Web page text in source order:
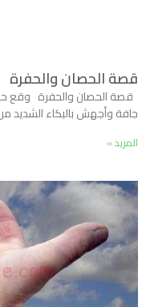
قصة الحصان والحفرة
قصة الحصان والحفرة وقع
جافة وأجهش بالبكاء الشديد
المزيد »